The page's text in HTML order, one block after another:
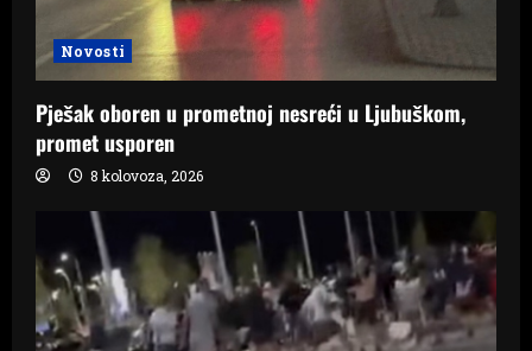
Novosti
Pješak oboren u prometnoj nesreći u Ljubuškom,
promet usporen
8 kolovoza, 2026